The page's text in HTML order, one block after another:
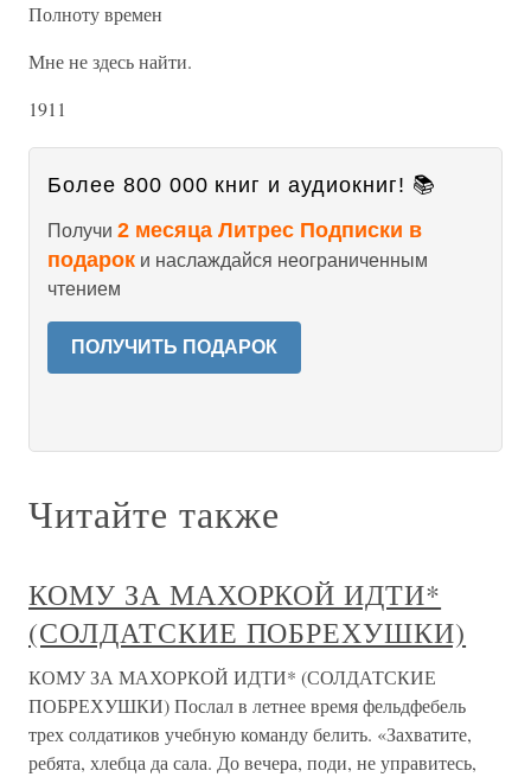
Полноту времен
Мне не здесь найти.
1911
Более 800 000 книг и аудиокниг! 📚
Получи 2 месяца Литрес Подписки в
подарок и наслаждайся неограниченным
чтением
ПОЛУЧИТЬ ПОДАРОК
Читайте также
КОМУ ЗА МАХОРКОЙ ИДТИ*
(СОЛДАТСКИЕ ПОБРЕХУШКИ)
КОМУ ЗА МАХОРКОЙ ИДТИ* (СОЛДАТСКИЕ
ПОБРЕХУШКИ) Послал в летнее время фельдфебель
трех солдатиков учебную команду белить. «Захватите,
ребята, хлебца да сала. До вечера, поди, не управитесь,